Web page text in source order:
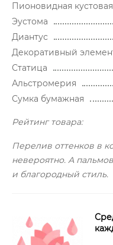
Пионовидная
Эустома
Диантус
Декоративный
Статица
Альстромерия
Сумка бумажная
Рейтинг товара:
Перелив оттенков в
невероятно. А
и благородный стиль.